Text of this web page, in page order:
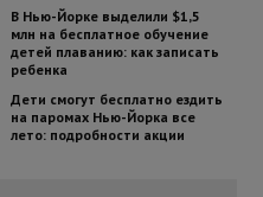
В Нью-Йорке выделили $1,5
млн на бесплатное обучение
детей плаванию: как записать
ребенка
Дети смогут бесплатно ездить
на паромах Нью-Йорка все
лето: подробности акции